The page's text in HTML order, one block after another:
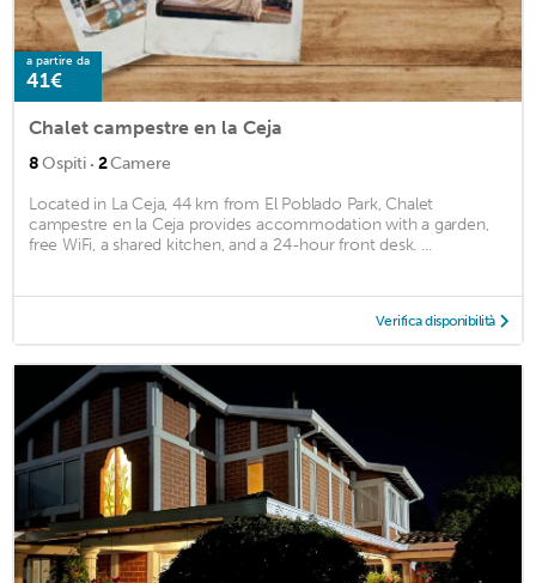
a partire da
41€
Chalet campestre en la Ceja
8Ospiti · 2Camere
Located in La Ceja, 44 km from El Poblado Park, Chalet
campestre en la Ceja provides accommodation with a garden,
free WiFi, a shared kitchen, and a 24-hour front desk. ...
Verifica disponibilità